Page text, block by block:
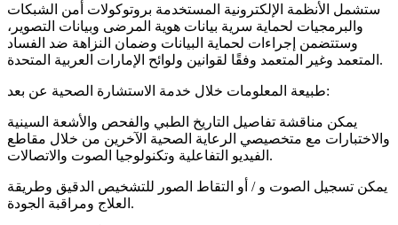
ستشمل الأنظمة الإلكترونية المستخدمة بروتوكولات أمن الشبكات
والبرمجيات لحماية سرية بيانات هوية المرضى وبيانات التصوير،
وستتضمن إجراءات لحماية البيانات وضمان النزاهة ضد الفساد
المتعمد وغير المتعمد وفقًا لقوانين ولوائح الإمارات العربية المتحدة.
طبيعة المعلومات خلال خدمة الاستشارة الصحية عن بعد:
يمكن مناقشة تفاصيل التاريخ الطبي والفحص والأشعة السينية
والاختبارات مع متخصيصي الرعاية الصحية الآخرين من خلال مقاطع
الفيديو التفاعلية وتكنولوجيا الصوت والاتصالات.
يمكن تسجيل الصوت و / أو التقاط الصور للتشخيص الدقيق وطريقة
العلاج ومراقبة الجودة.